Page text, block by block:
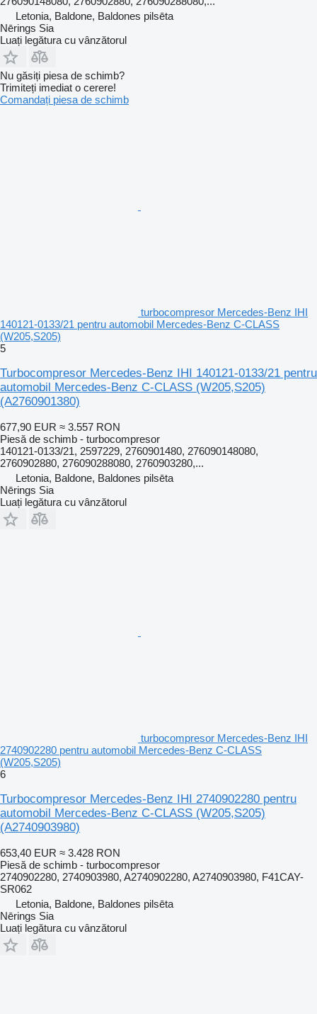
Letonia, Baldone, Baldones pilsēta
Nērings Sia
Luați legătura cu vânzătorul
Nu găsiți piesa de schimb?
Trimiteți imediat o cerere!
Comandați piesa de schimb
turbocompresor Mercedes-Benz IHI
140121-0133/21 pentru automobil Mercedes-Benz C-CLASS
(W205,S205)
5
Turbocompresor Mercedes-Benz IHI 140121-0133/21 pentru
automobil Mercedes-Benz C-CLASS (W205,S205)
(A2760901380)
677,90 EUR ≈ 3.557 RON
Piesă de schimb - turbocompresor
140121-0133/21, 2597229, 2760901480, 276090148080,
2760902880, 276090288080, 2760903280,...
Letonia, Baldone, Baldones pilsēta
Nērings Sia
Luați legătura cu vânzătorul
turbocompresor Mercedes-Benz IHI
2740902280 pentru automobil Mercedes-Benz C-CLASS
(W205,S205)
6
Turbocompresor Mercedes-Benz IHI 2740902280 pentru
automobil Mercedes-Benz C-CLASS (W205,S205)
(A2740903980)
653,40 EUR ≈ 3.428 RON
Piesă de schimb - turbocompresor
2740902280, 2740903980, A2740902280, A2740903980, F41CAY-
SR062
Letonia, Baldone, Baldones pilsēta
Nērings Sia
Luați legătura cu vânzătorul